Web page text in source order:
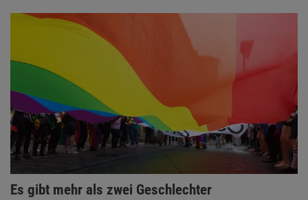
Es gibt mehr als zwei Geschlechter